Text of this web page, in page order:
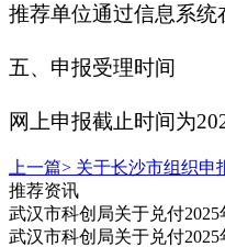
推荐单位通过信息系
五、申报受理时间
网上申报截止时间为
上一篇> 关于长沙市组织申
推荐资讯
武汉市科创局关于兑付
武汉市科创局关于兑付